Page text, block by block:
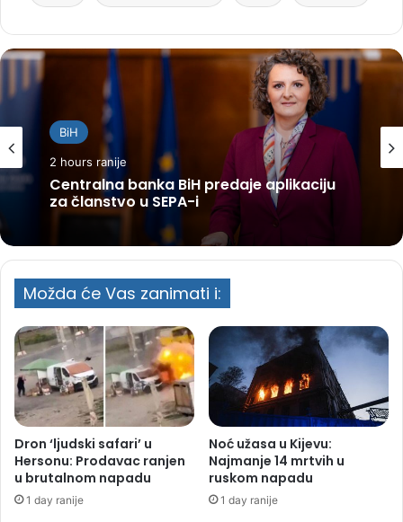
BiH
2 hours ranije
Centralna banka BiH predaje aplikaciju
za članstvo u SEPA-i
Možda će Vas zanimati i:
Dron ‘ljudski safari’ u
Hersonu: Prodavac ranjen
u brutalnom napadu
1 day ranije
Noć užasa u Kijevu:
Najmanje 14 mrtvih u
ruskom napadu
1 day ranije